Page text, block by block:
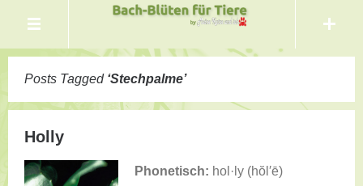
Posts Tagged ‘Stechpalme’
Holly
Phonetisch: hol·ly (hŏl′ē)